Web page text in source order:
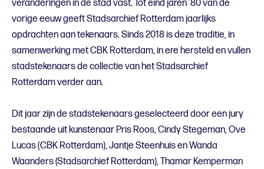
veranderingen in de stad vast. Tot eind jaren ’80 van de
vorige eeuw geeft Stadsarchief Rotterdam jaarlijks
opdrachten aan tekenaars. Sinds 2018 is deze traditie, in
samenwerking met CBK Rotterdam, in ere hersteld en vullen
stadstekenaars de collectie van het Stadsarchief
Rotterdam verder aan.
Dit jaar zijn de stadstekenaars geselecteerd door een jury
bestaande uit kunstenaar Pris Roos, Cindy Stegeman, Ove
Lucas (CBK Rotterdam), Jantje Steenhuis en Wanda
Waanders (Stadsarchief Rotterdam), Thamar Kemperman